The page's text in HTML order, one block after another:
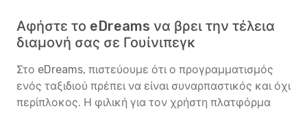
Αφήστε το eDreams να βρει την τέλεια
διαμονή σας σε Γουίνιπεγκ
Στο eDreams, πιστεύουμε ότι ο προγραμματισμός
ενός ταξιδιού πρέπει να είναι συναρπαστικός και όχι
περίπλοκος. Η φιλική για τον χρήστη πλατφόρμα